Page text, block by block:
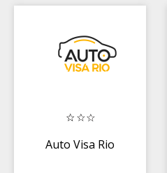
Auto Visa Rio